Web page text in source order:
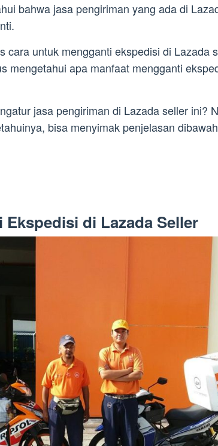
bahwa jasa pengiriman yang ada di
cara untuk mengganti ekspedisi di Lazada
mengetahui apa manfaat mengganti
jasa pengiriman di Lazada seller ini?
bisa menyimak penjelasan
Ekspedisi di Lazada Seller